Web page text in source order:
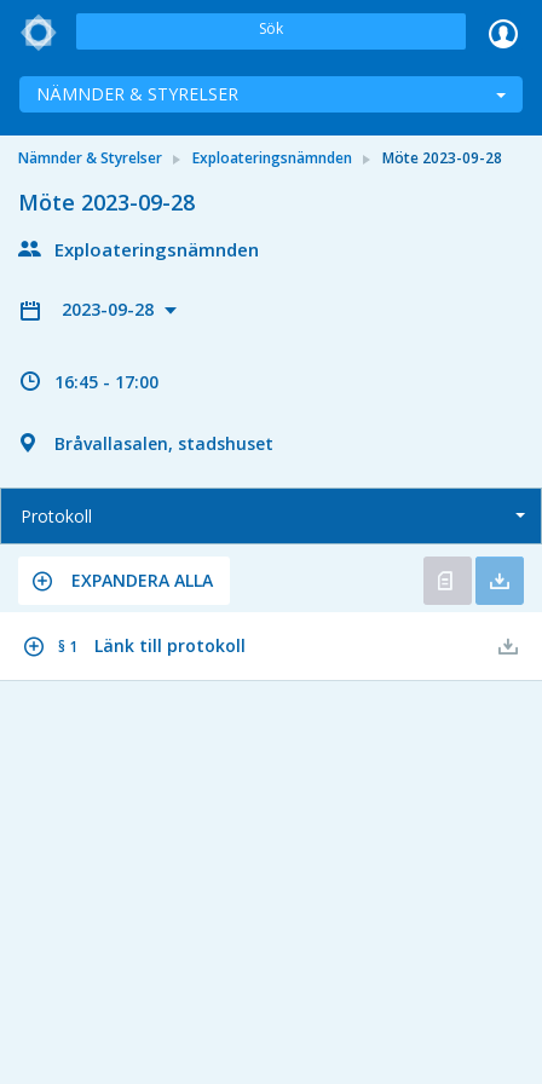
Sök
NÄMNDER & STYRELSER
Nämnder & Styrelser Exploateringsnämnden Möte 2023-09-28
Möte 2023-09-28
Exploateringsnämnden
2023-09-28
16:45 - 17:00
Bråvallasalen, stadshuset
Protokoll
EXPANDERA ALLA
§ 1 Länk till protokoll